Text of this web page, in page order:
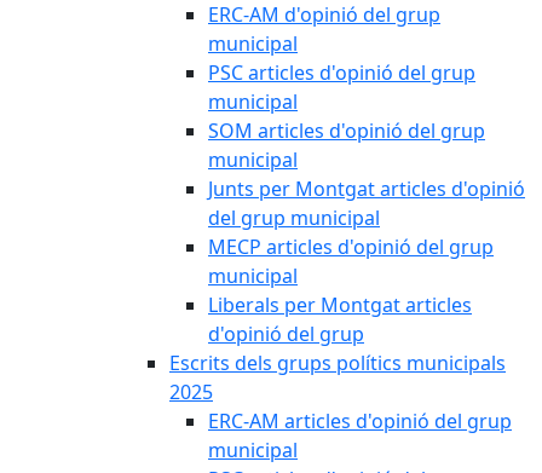
ERC-AM d'opinió del grup
municipal
PSC articles d'opinió del grup
municipal
SOM articles d'opinió del grup
municipal
Junts per Montgat articles d'opinió
del grup municipal
MECP articles d'opinió del grup
municipal
Liberals per Montgat articles
d'opinió del grup
Escrits dels grups polítics municipals
2025
ERC-AM articles d'opinió del grup
municipal